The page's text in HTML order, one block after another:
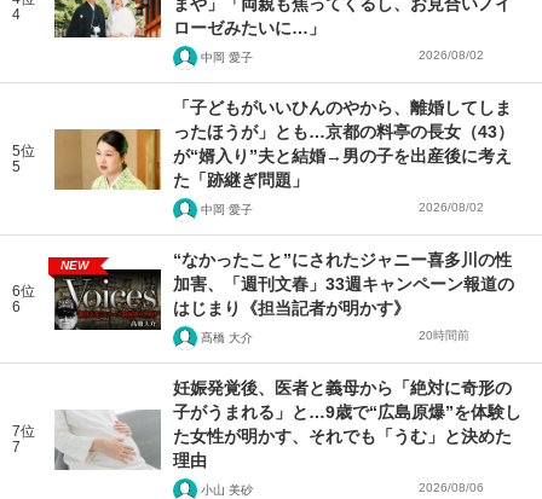
4
まや」「両親も焦ってくるし、お見合いノイ
ローゼみたいに…」
中岡 愛子 2026/08/02
5位
5
「子どもがいいひんのやから、離婚してしま
ったほうが」とも…京都の料亭の長女（43）
が“婿入り”夫と結婚→男の子を出産後に考え
た「跡継ぎ問題」
中岡 愛子 2026/08/02
6位
6
NEW
“なかったこと”にされたジャニー喜多川の性
加害、「週刊文春」33週キャンペーン報道の
はじまり《担当記者が明かす》
髙橋 大介 20時間前
7位
7
妊娠発覚後、医者と義母から「絶対に奇形の
子がうまれる」と…9歳で“広島原爆”を体験し
た女性が明かす、それでも「うむ」と決めた
理由
小山 美砂 2026/08/06